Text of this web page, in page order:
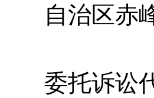
自治区赤
委托诉讼